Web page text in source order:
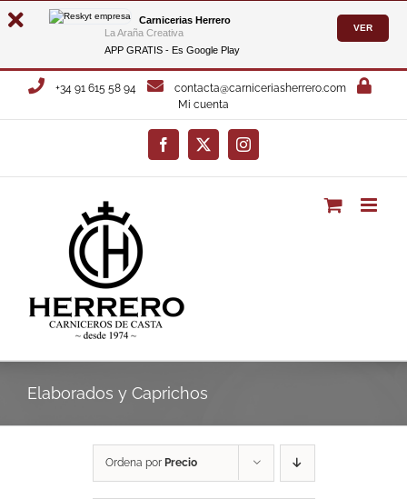
Carnicerias Herrero
La Araña Creativa
APP GRATIS - Es Google Play
VER
Saltar
+34 91 615 58 94
contacta@carniceriasherrero.com
Mi cuenta
Facebook
X Instagram
Elaborados y Caprichos
Ordena por Precio